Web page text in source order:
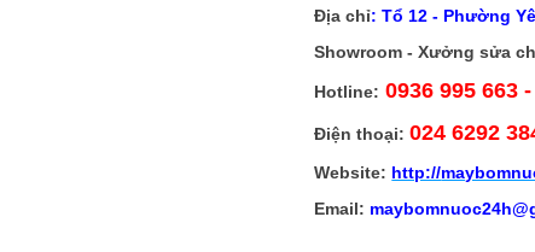
Địa chỉ: Tổ 12 - Phường
Showroom - Xưởng sửa
Hotline: 0936 995 663
Điện thoại: 024 6292
Website: http://
Email: